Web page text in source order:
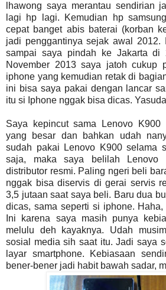
lhawong saya merantau sendirian
lagi hp lagi. Kemudian hp
cepat banget abis baterai (korban
jadi penggantinya sejak awal 2012.
sampai saya pindah ke Jakarta di
November 2013 saya jatoh cukup
iphone yang kemudian retak di
ini bisa saya pakai dengan lancar
itu si Iphone nggak bisa dicas.
Saya kepincut sama Lenovo K900
yang besar dan bahkan udah
sudah pakai Lenovo K900 selama
saja, maka saya belilah
distributor resmi. Paling ngeri beli
nggak bisa diservis di gerai servis
3,5 jutaan saat saya beli. Baru dua
dicas, sama seperti si iphone.
Ini karena saya masih punya
melulu deh kayaknya. Udah
sosial media sih saat itu. Jadi saya
layar smartphone. Kebiasaan
bener-bener jadi habit bawah sadar,